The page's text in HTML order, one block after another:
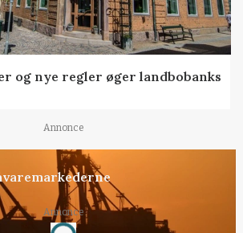
og nye regler øger landbobanks
Annonce
Annonce